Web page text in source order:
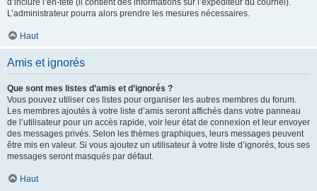
d’inclure l’en-tête (il contient des informations sur l’expéditeur du courriel).
L’administrateur pourra alors prendre les mesures nécessaires.
Haut
Amis et ignorés
Que sont mes listes d’amis et d’ignorés ?
Vous pouvez utiliser ces listes pour organiser les autres membres du forum.
Les membres ajoutés à votre liste d’amis seront affichés dans votre panneau
de l’utilisateur pour un accès rapide, voir leur état de connexion et leur envoyer
des messages privés. Selon les thèmes graphiques, leurs messages peuvent
être mis en valeur. Si vous ajoutez un utilisateur à votre liste d’ignorés, tous ses
messages seront masqués par défaut.
Haut